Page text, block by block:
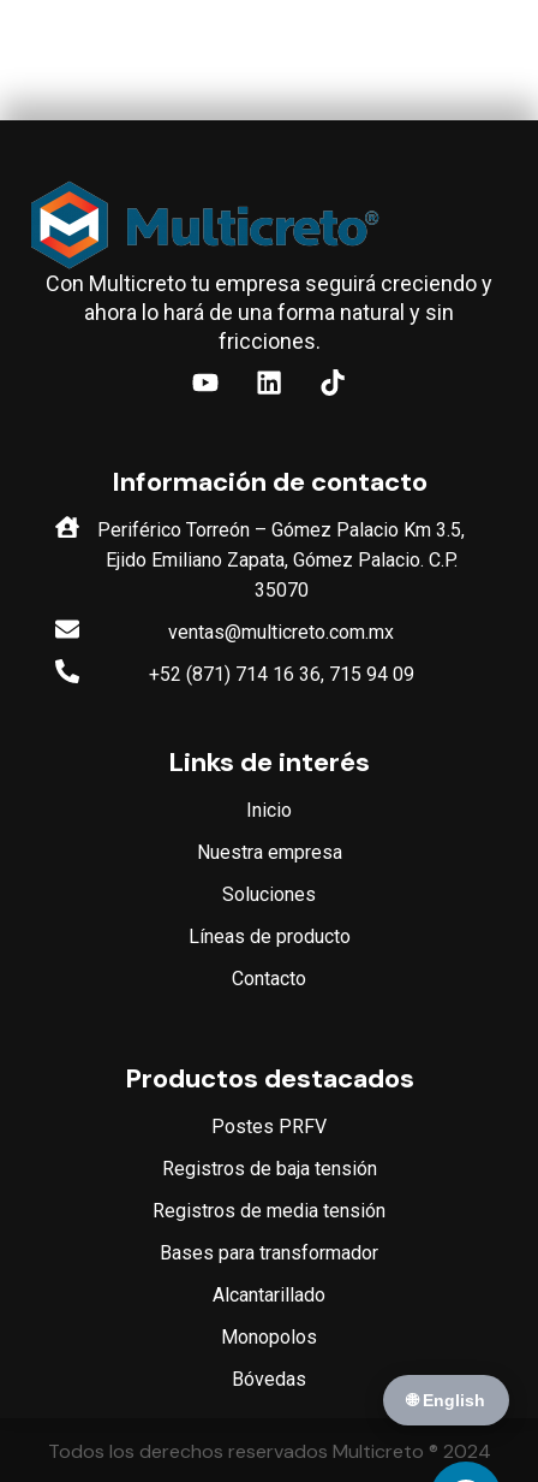
Con Multicreto tu empresa seguirá creciendo y
ahora lo hará de una forma natural y sin
fricciones.
Información de contacto
Periférico Torreón – Gómez Palacio Km 3.5,
Ejido Emiliano Zapata, Gómez Palacio. C.P.
35070
ventas@multicreto.com.mx
+52 (871) 714 16 36, 715 94 09
Links de interés
Inicio
Nuestra empresa
Soluciones
Líneas de producto
Contacto
Productos destacados
Postes PRFV
Registros de baja tensión
Registros de media tensión
Bases para transformador
Alcantarillado
Monopolos
Bóvedas
Todos los derechos reservados Multicreto ® 2024
🌐 English